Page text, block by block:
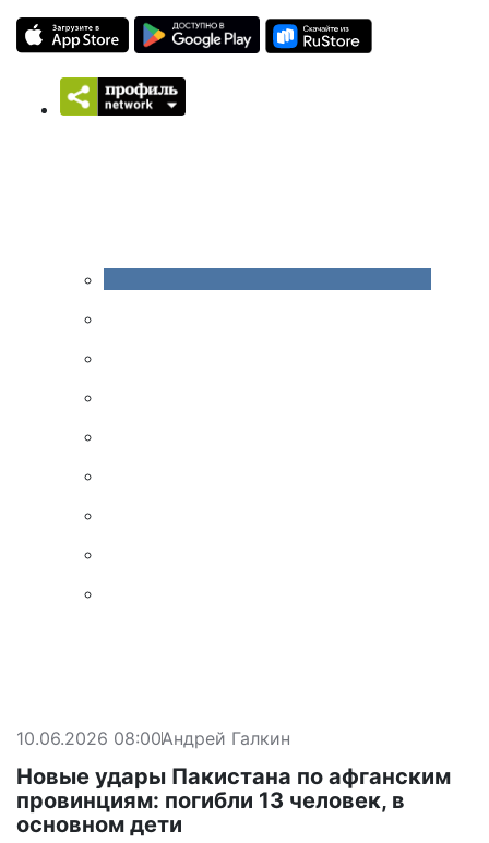
10.06.2026 08:00Андрей Галкин
Новые удары Пакистана по афганским
провинциям: погибли 13 человек, в
основном дети